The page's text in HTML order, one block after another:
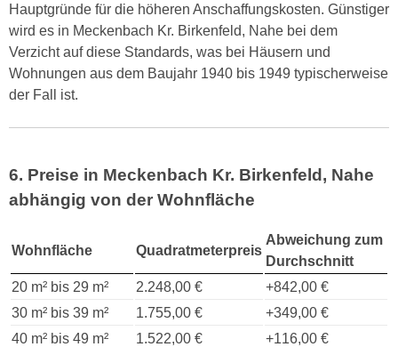
Hauptgründe für die höheren Anschaffungskosten. Günstiger
wird es in Meckenbach Kr. Birkenfeld, Nahe bei dem
Verzicht auf diese Standards, was bei Häusern und
Wohnungen aus dem Baujahr 1940 bis 1949 typischerweise
der Fall ist.
6. Preise in Meckenbach Kr. Birkenfeld, Nahe
abhängig von der Wohnfläche
Wohnfläche Quadratmeterpreis
Abweichung zum
Durchschnitt
20 m² bis 29 m²
2.248,00 €
+842,00 €
30 m² bis 39 m²
1.755,00 €
+349,00 €
40 m² bis 49 m²
1.522,00 €
+116,00 €